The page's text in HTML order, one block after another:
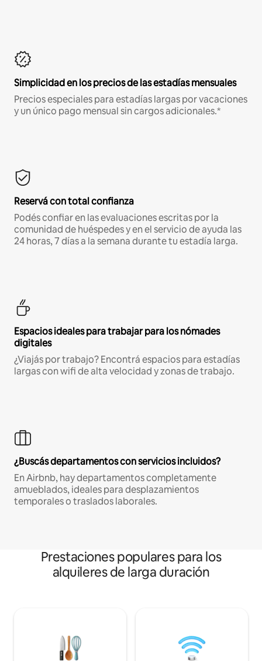
Simplicidad en los precios de las estadías mensuales
Precios especiales para estadías largas por vacaciones
y un único pago mensual sin cargos adicionales.*
Reservá con total confianza
Podés confiar en las evaluaciones escritas por la
comunidad de huéspedes y en el servicio de ayuda las
24 horas, 7 días a la semana durante tu estadía larga.
Espacios ideales para trabajar para los nómades
digitales
¿Viajás por trabajo? Encontrá espacios para estadías
largas con wifi de alta velocidad y zonas de trabajo.
¿Buscás departamentos con servicios incluidos?
En Airbnb, hay departamentos completamente
amueblados, ideales para desplazamientos
temporales o traslados laborales.
Prestaciones populares para los
alquileres de larga duración